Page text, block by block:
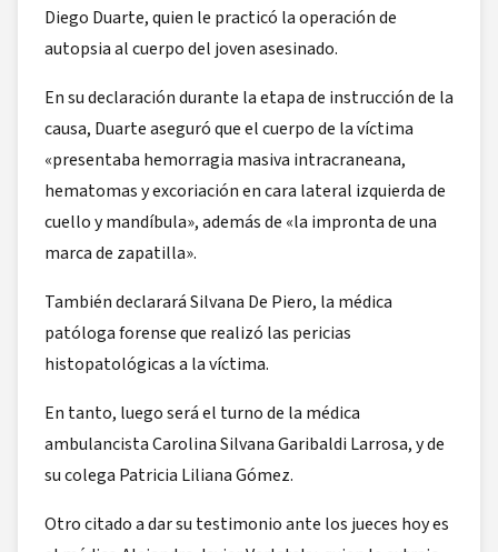
Diego Duarte, quien le practicó la operación de
autopsia al cuerpo del joven asesinado.
En su declaración durante la etapa de instrucción de la
causa, Duarte aseguró que el cuerpo de la víctima
«presentaba hemorragia masiva intracraneana,
hematomas y excoriación en cara lateral izquierda de
cuello y mandíbula», además de «la impronta de una
marca de zapatilla».
También declarará Silvana De Piero, la médica
patóloga forense que realizó las pericias
histopatológicas a la víctima.
En tanto, luego será el turno de la médica
ambulancista Carolina Silvana Garibaldi Larrosa, y de
su colega Patricia Liliana Gómez.
Otro citado a dar su testimonio ante los jueces hoy es